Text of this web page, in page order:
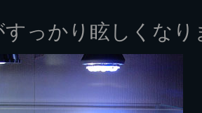
すっかり眩しくなり